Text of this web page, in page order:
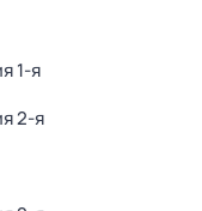
1-я
2-я